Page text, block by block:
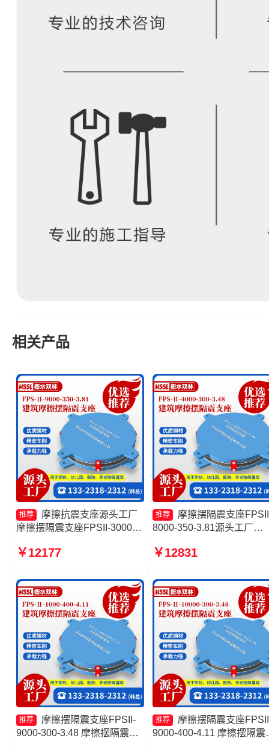
相关产品
推荐
摩擦抗震支座源头工厂
摩擦摆隔震支座FPSII-3000-
支座FPSII-1000-400-4.11 建
工厂
￥12177
推荐
摩擦摆隔震支座
8000-350-3.81源头工厂
厂家 摩擦摆支座定制 摩擦
3.48生产厂家
￥12831
推荐
摩擦摆隔震支座FPSII-
9000-300-3.48 摩擦摆隔震支
推荐
摩擦摆隔震支座
9000-400-4.11 摩擦摆隔震